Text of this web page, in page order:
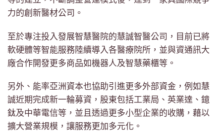
力的創新醫材公司。
至於專注投入發展智慧醫院的慧誠智醫公司，目前已將
軟硬體等智能服務陸續導入各醫療院所，並與資通訊大
廠合作開發更多商品如機器人及智慧藥櫃等。
另外、能率亞洲資本也協助引進更多外部資金，例如慧
誠近期完成新一輪募資，股東包括工業局、英業達、鐿
鈦及中華電信等，並且透過更多小型企業的收購，藉以
擴大營業規模，讓服務更加多元化。